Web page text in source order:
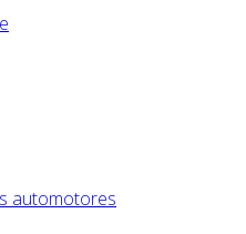
automotores